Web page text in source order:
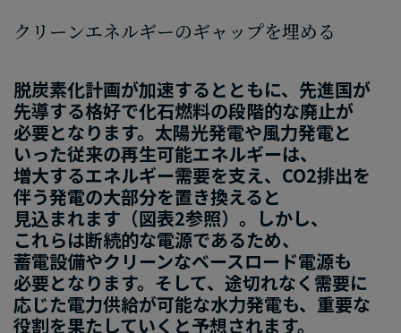
クリーンエネルギーの​ギャップを​埋める
脱炭素化計画が​加速するとともに、​先進国が​
先導する​格好で​化石燃料の​段階的な​廃止が​
必要と​なります。​太陽光発電や​風力発電と​
いった​従来の​再生可能エネルギーは、​
増大する​エネルギー需要を​支え、​CO2排出を​
伴う​発電の​大部分を​置き換えると​
見込まれます​（図表2参照）。​しかし、​
これらは​断続的な​電源である​ため、​
蓄電設備や​クリーンな​ベースロード電源も​
必要と​なります。​そして、​途切れなく​需要に​
応じた​電力供給が​可能な​水力発​電も、​重要な​
役割を​果たしていくと​予想されます。